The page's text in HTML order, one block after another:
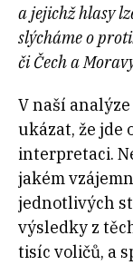
a jejichž hlasy
slýcháme o
či Čech a
V naší
ukázat, že jde
interpretaci.
jakém
jednotlivých
výsledky z
tisíc voličů, a